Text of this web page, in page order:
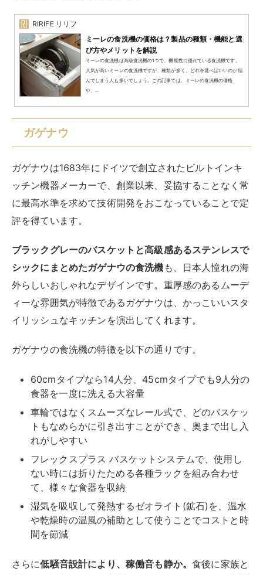
RIRIFE リリフ
ミーレの食洗機の価格は？製品の種類・機能と選
び方やメリットを解説
ミーレの食洗機は高級食洗機の1つで、機能性に優れている食洗機です。
人気が高いミーレの食洗機ですが、種類が多く、どれを選べばいいのか悩
んでしまう人も多いでしょう。この記事では、ミーレの食洗機の価格
や、...
ガゲナウ
ガゲナウは1683年にドイツで創立されたビルトインキ
ッチン機器メーカーで、創業以来、妥協することなく常
に最高水準を求めて技術開発をおこなっていることで定
評を得ています。
ブラックグレーのバスケットと高級感あるステンレスで
シックにまとめたガゲナウの食洗機 も、日本人憧れの海
外らしいおしゃれなデザインです。重厚感のあるムーデ
ィーな雰囲気が特徴であるガゲナウは、かっこいいスタ
イリッシュなキッチンを演出してくれます。
ガゲナウの食洗機の特徴を以下の通りです。
60cmタイプなら14人分、45cmタイプでも9人分の
食器を一度に洗える大容量
車輪ではなくスムーズなレール式で、どのバスケッ
トもなめらかに引き出すことができ、奥まで出し入
れがしやすい
フレックスプラス バスケットシステムで、使用し
ない時には折りたためる各種ラックを組み合わせ
て、様々な食器を収納
湿気を吸収して発熱するゼオライト(鉱石)を、温水
や乾燥時の温風の補助として使うことでコストと時
間を節減
さらに低騒音設計により、稼働音も静か。食後に家族と